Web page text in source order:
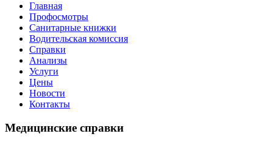
Главная
Профосмотры
Санитарные книжки
Водительская комиссия
Справки
Анализы
Услуги
Цены
Новости
Контакты
Медицинские справки